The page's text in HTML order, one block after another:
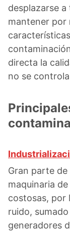
desplazarse
mantener por
directa la
no se
Gran parte de
maquinaria
costosas, por
ruido,
generadores